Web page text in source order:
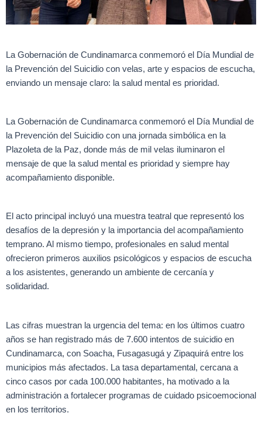
La Gobernación de Cundinamarca conmemoró el Día Mundial de
la Prevención del Suicidio con velas, arte y espacios de escucha,
enviando un mensaje claro: la salud mental es prioridad.
La Gobernación de Cundinamarca conmemoró el Día Mundial de
la Prevención del Suicidio con una jornada simbólica en la
Plazoleta de la Paz, donde más de mil velas iluminaron el
mensaje de que la salud mental es prioridad y siempre hay
acompañamiento disponible.
El acto principal incluyó una muestra teatral que representó los
desafíos de la depresión y la importancia del acompañamiento
temprano. Al mismo tiempo, profesionales en salud mental
ofrecieron primeros auxilios psicológicos y espacios de escucha
a los asistentes, generando un ambiente de cercanía y
solidaridad.
Las cifras muestran la urgencia del tema: en los últimos cuatro
años se han registrado más de 7.600 intentos de suicidio en
Cundinamarca, con Soacha, Fusagasugá y Zipaquirá entre los
municipios más afectados. La tasa departamental, cercana a
cinco casos por cada 100.000 habitantes, ha motivado a la
administración a fortalecer programas de cuidado psicoemocional
en los territorios.